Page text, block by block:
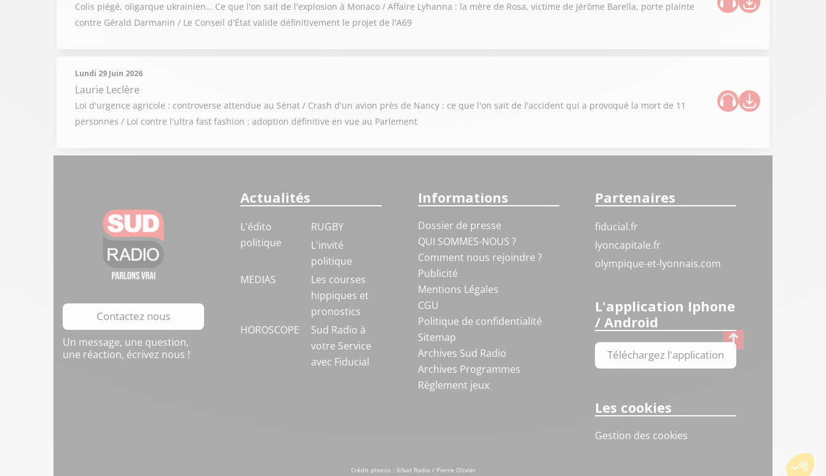
Colis piégé, oligarque ukrainien… Ce que l'on sait de l'explosion à Monaco / Affaire Lyhanna : la mère de Rosa, victime de Jérôme Barella, porte plainte
contre Gérald Darmanin / Le Conseil d'État valide définitivement le projet de l'A69
Lundi 29 Juin 2026
Laurie Leclère
Loi d'urgence agricole : controverse attendue au Sénat / Crash d'un avion près de Nancy : ce que l'on sait de l'accident qui a provoqué la mort de 11
personnes / Loi contre l'ultra fast fashion : adoption définitive en vue au Parlement
Contactez nous
Un message, une question,
une réaction, écrivez nous !
Actualités
L'édito
politique
RUGBY
L'invité
politique
MEDIAS
Les courses
hippiques et
pronostics
HOROSCOPE
Sud Radio à
votre Service
avec Fiducial
Informations
Dossier de presse
QUI SOMMES-NOUS ?
Comment nous rejoindre ?
Publicité
Mentions Légales
CGU
Politique de confidentialité
Sitemap
Archives Sud Radio
Archives Programmes
Règlement jeux
Partenaires
fiducial.fr
lyoncapitale.fr
olympique-et-lyonnais.com
L'application Iphone
/ Android
Téléchargez l'application
Les cookies
Gestion des cookies
Crédit photos : ©Sud Radio / Pierre Olivier